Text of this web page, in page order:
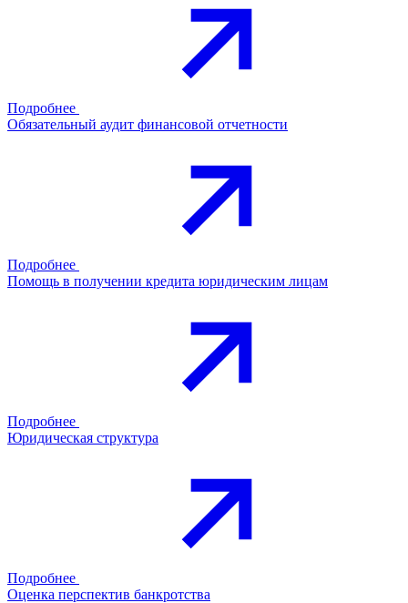
Подробнее
Обязательный аудит финансовой отчетности
Подробнее
Помощь в получении кредита юридическим лицам
Подробнее
Юридическая структура
Подробнее
Оценка перспектив банкротства